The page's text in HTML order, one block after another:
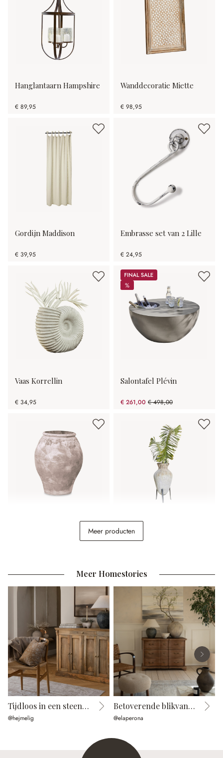
Hanglantaarn Hampshire
€ 89,95
Wanddecoratie Miette
€ 98,95
Gordijn Maddison
€ 39,95
Embrasse set van 2 Lille
€ 24,95
Vaas Korrellin
€ 34,95
Sale
%
%
Salontafel Plévin
€ 261,00 € 498,00
(47.59% gespart)
Sierpot Tearce
Meer producten
Meer Homestories
Tijdloos in een steenlook
@hejmelig
Betoverende blikvanger
@elaperona